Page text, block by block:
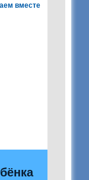
вместе